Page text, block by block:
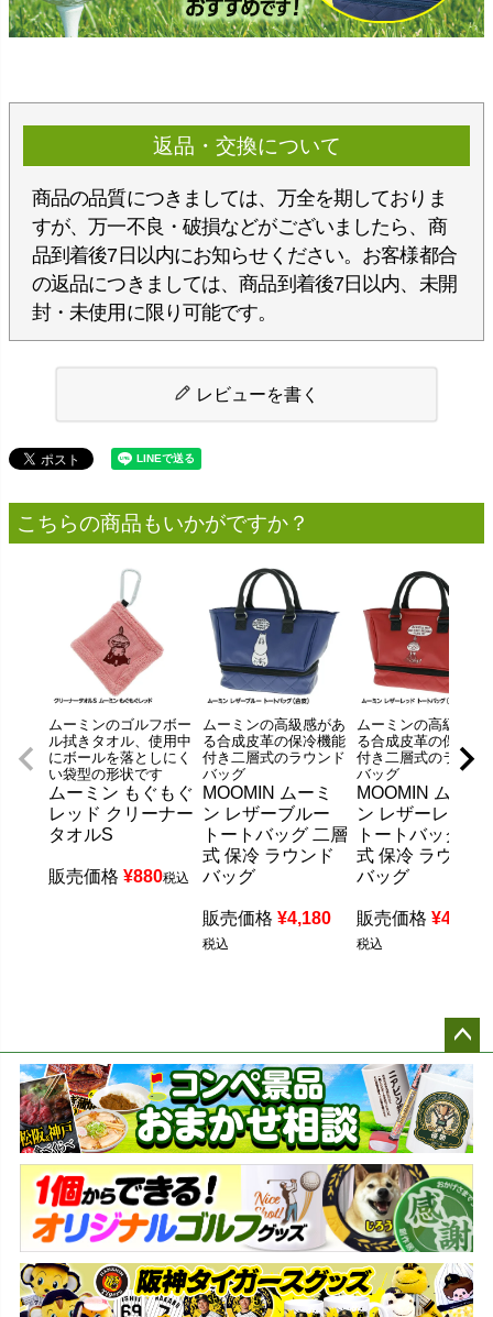
返品・交換について
商品の品質につきましては、万全を期しておりま
すが、万一不良・破損などがございましたら、商
品到着後7日以内にお知らせください。お客様都合
の返品につきましては、商品到着後7日以内、未開
封・未使用に限り可能です。
レビューを書く
こちらの商品もいかがですか？
ムーミンのゴルフボー
ル拭きタオル、使用中
にボールを落としにく
い袋型の形状です
ムーミン もぐもぐ
レッド クリーナー
タオルS
販売価格 ¥880税込
ムーミンの高級感があ
る合成皮革の保冷機能
付き二層式のラウンド
バッグ
MOOMIN ムーミ
ン レザーブルー
トートバッグ 二層
式 保冷 ラウンド
バッグ
販売価格 ¥4,180
税込
ムーミンの高級感が
る合成皮革の保冷機
付き二層式のラウン
バッグ
MOOMIN ムーミ
ン レザーレッド
トートバッグ 二
式 保冷 ラウンド
バッグ
販売価格 ¥4,180
税込
ペー
ジト
ップ
へ